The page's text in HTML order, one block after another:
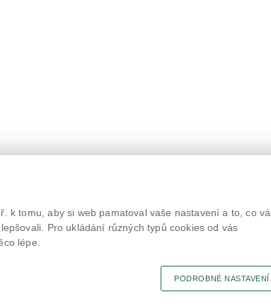
inspekce 2026.
szpi.gov.cz
k tomu, aby si web pamatoval vaše nastavení a to, co
Pro ukládání různých typů cookies od vás
lépe.
PODROBNÉ NASTAVENÍ